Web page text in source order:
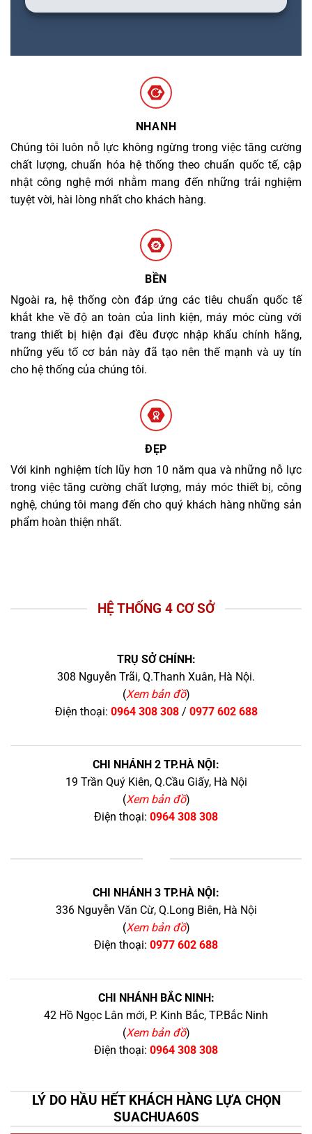
NHANH
Chúng tôi luôn nỗ lực không ngừng trong việc tăng cường
chất lượng, chuẩn hóa hệ thống theo chuẩn quốc tế, cập
nhật công nghệ mới nhằm mang đến những trải nghiệm
tuyệt vời, hài lòng nhất cho khách hàng.
BỀN
Ngoài ra, hệ thống còn đáp ứng các tiêu chuẩn quốc tế
khắt khe về độ an toàn của linh kiện, máy móc cùng với
trang thiết bị hiện đại đều được nhập khẩu chính hãng,
những yếu tố cơ bản này đã tạo nên thế mạnh và uy tín
cho hệ thống của chúng tôi.
ĐẸP
Với kinh nghiệm tích lũy hơn 10 năm qua và những nỗ lực
trong việc tăng cường chất lượng, máy móc thiết bị, công
nghệ, chúng tôi mang đến cho quý khách hàng những sản
phẩm hoàn thiện nhất.
HỆ THỐNG 4 CƠ SỞ
TRỤ SỞ CHÍNH:
308 Nguyễn Trãi, Q.Thanh Xuân, Hà Nội.
(Xem bản đồ)
Điện thoại: 0964 308 308/ 0977 602 688
CHI NHÁNH 2 TP.HÀ NỘI:
19 Trần Quý Kiên, Q.Cầu Giấy, Hà Nội
(Xem bản đồ)
Điện thoại: 0964 308 308
CHI NHÁNH 3 TP.HÀ NỘI:
336 Nguyễn Văn Cừ, Q.Long Biên, Hà Nội
(Xem bản đồ)
Điện thoại: 0977 602 688
CHI NHÁNH BẮC NINH:
42 Hồ Ngọc Lân mới, P. Kinh Bắc, TP.Bắc Ninh
(Xem bản đồ)
Điện thoại: 0964 308 308
LÝ DO HẦU HẾT KHÁCH HÀNG LỰA CHỌN
SUACHUA60S